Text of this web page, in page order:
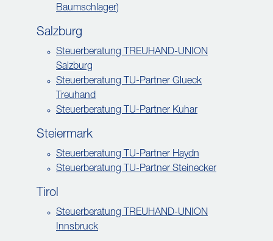
Baumschlager)
Salzburg
Steuerberatung TREUHAND-UNION
Salzburg
Steuerberatung TU-Partner Glueck
Treuhand
Steuerberatung TU-Partner Kuhar
Steiermark
Steuerberatung TU-Partner Haydn
Steuerberatung TU-Partner Steinecker
Tirol
Steuerberatung TREUHAND-UNION
Innsbruck